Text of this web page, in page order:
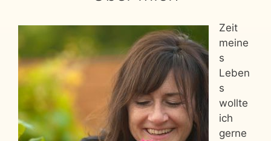
Zeit
meine
s
Leben
s
wollte
ich
gerne